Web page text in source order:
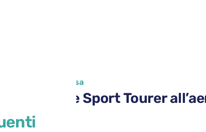
all'aeroporto di Pisa
Megane Sport Tourer